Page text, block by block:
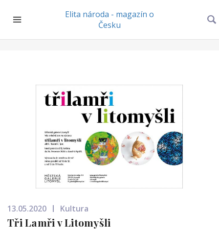
Elita národa - magazín o
Česku
13.05.2020 Kultura
Tři Lamři v Litomyšli